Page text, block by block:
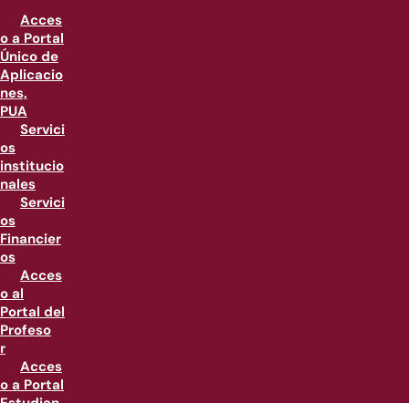
Acces
o a Portal
Único de
Aplicacio
nes,
PUA
Servici
os
institucio
nales
Servici
os
Financier
os
Acces
o al
Portal del
Profeso
r
Acces
o a Portal